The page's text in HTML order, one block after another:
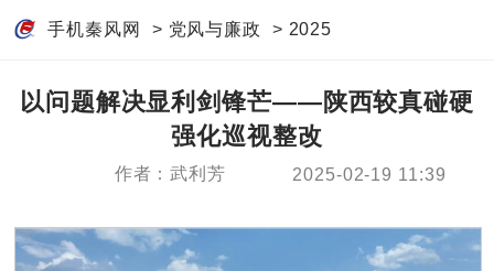
手机秦风网 > 党风与廉政 > 2025
以问题解决显利剑锋芒——陕西较真碰硬
强化巡视整改
作者：武利芳 2025-02-19 11:39